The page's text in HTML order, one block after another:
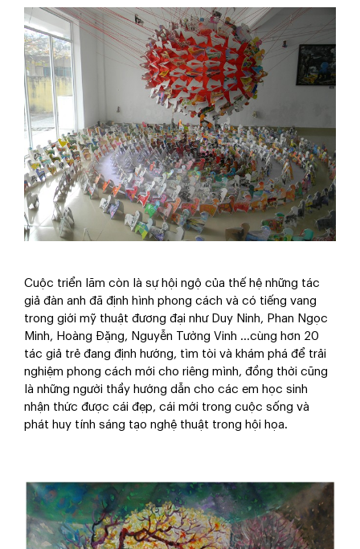
Cuộc triển lãm còn là sự hội ngộ của thế hệ những tác
giả đàn anh đã định hình phong cách và có tiếng vang
trong giới mỹ thuật đương đại như Duy Ninh, Phan Ngọc
Minh, Hoàng Đặng, Nguyễn Tường Vinh …cùng hơn 20
tác giả trẻ đang định hướng, tìm tòi và khám phá để trải
nghiệm phong cách mới cho riêng mình, đồng thời cũng
là những người thầy hướng dẫn cho các em học sinh
nhận thức được cái đẹp, cái mới trong cuộc sống và
phát huy tính sáng tạo nghệ thuật trong hội họa.